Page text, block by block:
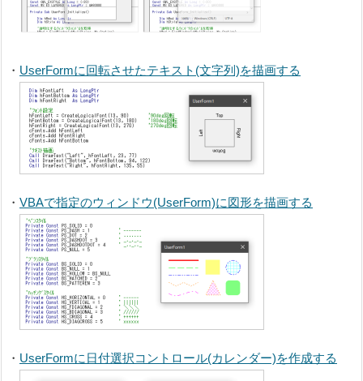
・ UserFormに回転させたテキスト(文字列)を描画する
・ VBAで指定のウィンドウ(UserForm)に図形を描画する
・ UserFormに日付選択コントロール(カレンダー)を作成する